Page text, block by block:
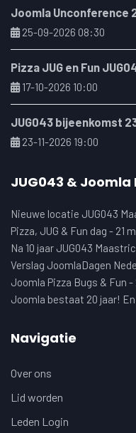
Joomla Unconference
25-09-2026 08:30
Pizza JUG en Fun
17-10-2026 10:00
JUG043 bijeenkomst
23-11-2026 19:00
JUG043 & Joomla
Nieuwe locatie JUG043
Pizza, JUG & Fun dag - 21
Na 10 jaar JUG043
Verslag JoomlaDagen
Joomla Pizza Bugs & Fun
Joomla bestaat 20 jaar!
Navigatie
Over ons
Lid worden
Leden Login